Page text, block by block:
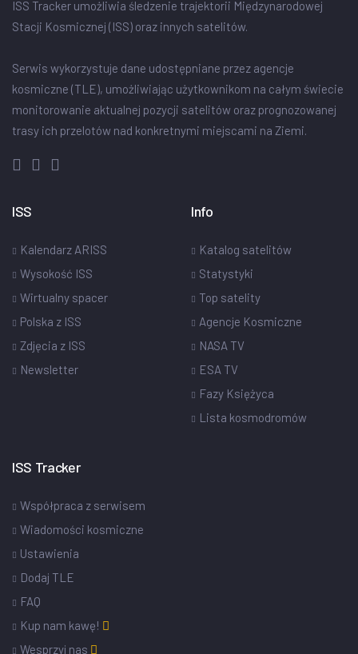
ISS Tracker umożliwia śledzenie trajektorii Międzynarodowej
Stacji Kosmicznej (ISS) oraz innych satelitów.
Serwis wykorzystuje dane udostępniane przez agencje
kosmiczne (TLE), umożliwiając użytkownikom na całym świecie
monitorowanie aktualnej pozycji satelitów oraz prognozowanej
trasy ich przelotów nad konkretnymi miejscami na Ziemi.
ISS
Kalendarz ARISS
Wysokość ISS
Wirtualny spacer
Polska z ISS
Zdjęcia z ISS
Newsletter
Info
Katalog satelitów
Statystyki
Top satelity
Agencje Kosmiczne
NASA TV
ESA TV
Fazy Księżyca
Lista kosmodromów
ISS Tracker
Współpraca z serwisem
Wiadomości kosmiczne
Ustawienia
Dodaj TLE
FAQ
Kup nam kawę!
Wesprzyj nas